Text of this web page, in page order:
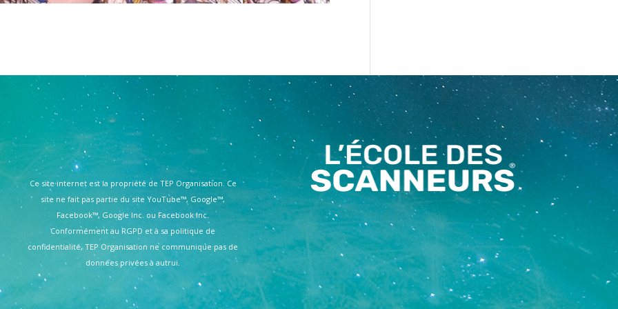
Ce site internet est la propriété de TEP Organisation. Ce
site ne fait pas partie du site YouTube™, Google™,
Facebook™, Google Inc. ou Facebook Inc.
Conformément au RGPD et à sa politique de
confidentialité, TEP Organisation ne communique pas de
données privées à autrui.